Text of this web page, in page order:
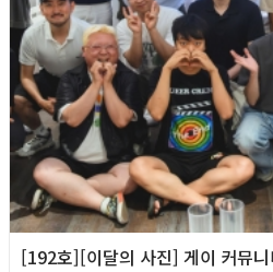
[192호][이달의 사진] 게이 커뮤